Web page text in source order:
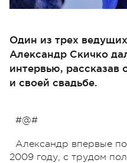
Один из трех
Александр Скичко
интервью, рассказав
и своей свадьбе.
#@#
Александр впервые
2009 году, с трудом